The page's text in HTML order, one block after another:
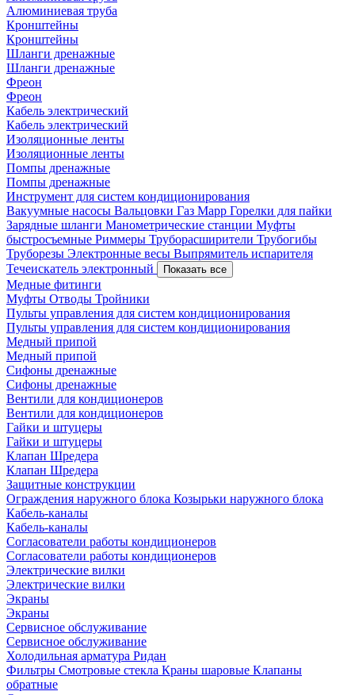
Алюминиевая труба
Кронштейны
Кронштейны
Шланги дренажные
Шланги дренажные
Фреон
Фреон
Кабель электрический
Кабель электрический
Изоляционные ленты
Изоляционные ленты
Помпы дренажные
Помпы дренажные
Инструмент для систем кондиционирования
Вакуумные насосы Вальцовки Газ Mapp Горелки для пайки
Зарядные шланги Манометрические станции Муфты
быстросъемные Риммеры Труборасширители Трубогибы
Труборезы Электронные весы Выпрямитель испарителя
Течеискатель электронный
Показать все
Медные фитинги
Муфты Отводы Тройники
Пульты управления для систем кондиционирования
Пульты управления для систем кондиционирования
Медный припой
Медный припой
Сифоны дренажные
Сифоны дренажные
Вентили для кондиционеров
Вентили для кондиционеров
Гайки и штуцеры
Гайки и штуцеры
Клапан Шредера
Клапан Шредера
Защитные конструкции
Ограждения наружного блока Козырьки наружного блока
Кабель-каналы
Кабель-каналы
Согласователи работы кондиционеров
Согласователи работы кондиционеров
Электрические вилки
Электрические вилки
Экраны
Экраны
Сервисное обслуживание
Сервисное обслуживание
Холодильная арматура Ридан
Фильтры Смотровые стекла Краны шаровые Клапаны
обратные